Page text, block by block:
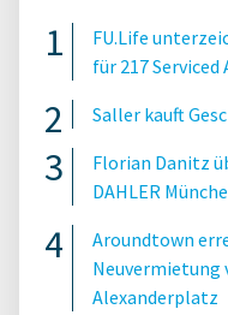
FU.Life
für 217
Saller kauft
Florian Danitz
DAHLER
Aroundtown
Neuvermietung
Alexanderplatz